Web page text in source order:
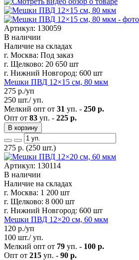
Артикул: 130059
В наличии
Наличие на складах
г. Москва: Под заказ
г. Щелково: 20 650 шт
г. Нижний Новгород: 600 шт
Мешки ПВД 12×15 см, 80 мкм
275 р./уп
250 шт./ уп.
Мелкий опт от 31 уп. - 250 р.
Опт от 83 уп. - 225 р.
В корзину
275 р. (250 шт.)
Артикул: 130114
В наличии
Наличие на складах
г. Москва: 1 200 шт
г. Щелково: 8 000 шт
г. Нижний Новгород: 600 шт
Мешки ПВД 12×20 см, 60 мкм
120 р./уп
100 шт./ уп.
Мелкий опт от 79 уп. - 100 р.
Опт от 215 уп. - 90 р.